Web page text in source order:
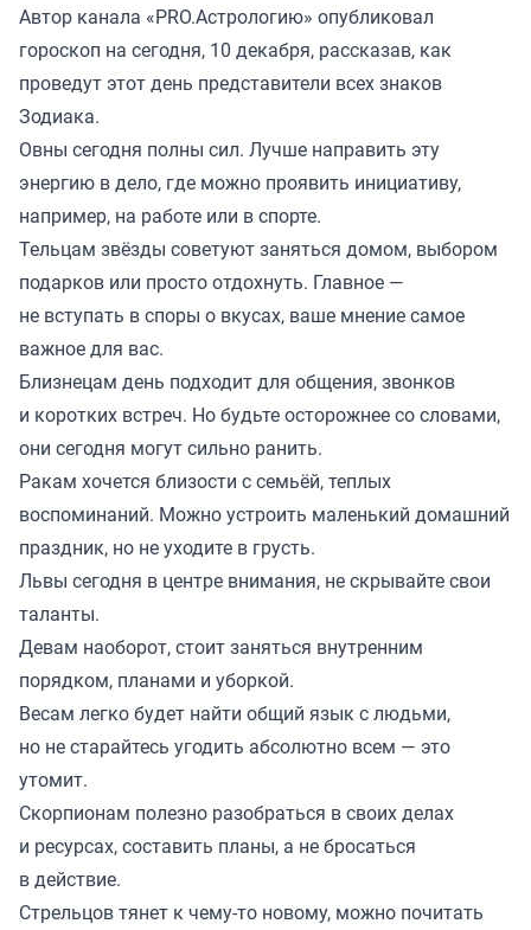
Автор канала «PRO.Астрологию» опубликовал
гороскоп на сегодня, 10 декабря, рассказав, как
проведут этот день представители всех знаков
Зодиака.
Овны сегодня полны сил. Лучше направить эту
энергию в дело, где можно проявить инициативу,
например, на работе или в спорте.
Тельцам звёзды советуют заняться домом, выбором
подарков или просто отдохнуть. Главное —
не вступать в споры о вкусах, ваше мнение самое
важное для вас.
Близнецам день подходит для общения, звонков
и коротких встреч. Но будьте осторожнее со словами,
они сегодня могут сильно ранить.
Ракам хочется близости с семьёй, теплых
воспоминаний. Можно устроить маленький домашний
праздник, но не уходите в грусть.
Львы сегодня в центре внимания, не скрывайте свои
таланты.
Девам наоборот, стоит заняться внутренним
порядком, планами и уборкой.
Весам легко будет найти общий язык с людьми,
но не старайтесь угодить абсолютно всем — это
утомит.
Скорпионам полезно разобраться в своих делах
и ресурсах, составить планы, а не бросаться
в действие.
Стрельцов тянет к чему-то новому, можно почитать